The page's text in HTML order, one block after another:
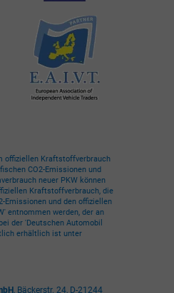
offiziellen Kraftstoffverbrauch
CO2-Emissionen und
neuer PKW können
Kraftstoffverbrauch, die
Emissionen und den offiziellen
entnommen werden, der an
der 'Deutschen Automobil
erhältlich ist unter
Bäckerstr. 24 D-21244